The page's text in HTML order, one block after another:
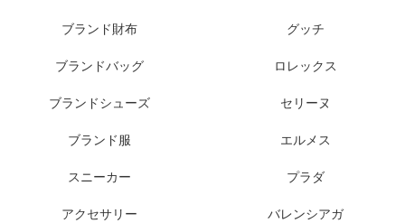
ブランド財布
ブランドバッグ
ブランドシューズ
ブランド服
スニーカー
アクセサリー
グッチ
ロレックス
セリーヌ
エルメス
プラダ
バレンシアガ